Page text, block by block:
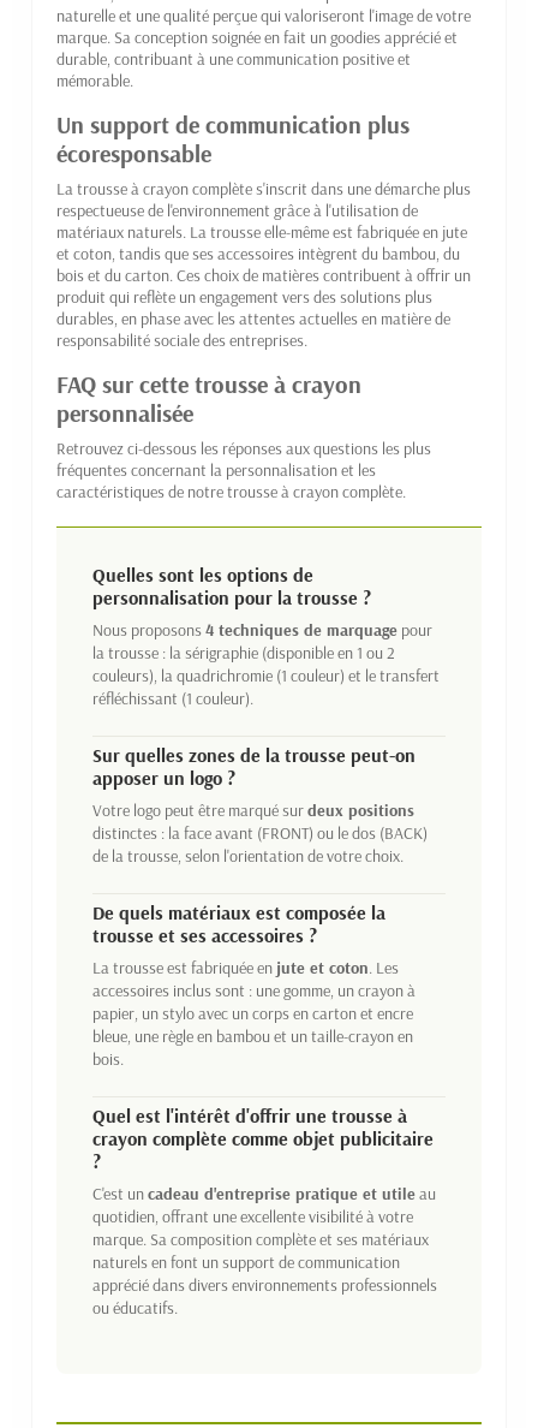
naturelle et une qualité perçue qui valoriseront l'image de votre
marque. Sa conception soignée en fait un goodies apprécié et
durable, contribuant à une communication positive et
mémorable.
Un support de communication plus
écoresponsable
La trousse à crayon complète s'inscrit dans une démarche plus
respectueuse de l'environnement grâce à l'utilisation de
matériaux naturels. La trousse elle-même est fabriquée en jute
et coton, tandis que ses accessoires intègrent du bambou, du
bois et du carton. Ces choix de matières contribuent à offrir un
produit qui reflète un engagement vers des solutions plus
durables, en phase avec les attentes actuelles en matière de
responsabilité sociale des entreprises.
FAQ sur cette trousse à crayon
personnalisée
Retrouvez ci-dessous les réponses aux questions les plus
fréquentes concernant la personnalisation et les
caractéristiques de notre trousse à crayon complète.
Quelles sont les options de
personnalisation pour la trousse ?
Nous proposons4 techniques de marquage pour
la trousse : la sérigraphie (disponible en 1 ou 2
couleurs), la quadrichromie (1 couleur) et le transfert
réfléchissant (1 couleur).
Sur quelles zones de la trousse peut-on
apposer un logo ?
Votre logo peut être marqué surdeux positions
distinctes : la face avant (FRONT) ou le dos (BACK)
de la trousse, selon l'orientation de votre choix.
De quels matériaux est composée la
trousse et ses accessoires ?
La trousse est fabriquée en jute et coton. Les
accessoires inclus sont : une gomme, un crayon à
papier, un stylo avec un corps en carton et encre
bleue, une règle en bambou et un taille-crayon en
bois.
Quel est l'intérêt d'offrir une trousse à
crayon complète comme objet publicitaire
?
C'est uncadeau d'entreprise pratique et utileau
quotidien, offrant une excellente visibilité à votre
marque. Sa composition complète et ses matériaux
naturels en font un support de communication
apprécié dans divers environnements professionnels
ou éducatifs.